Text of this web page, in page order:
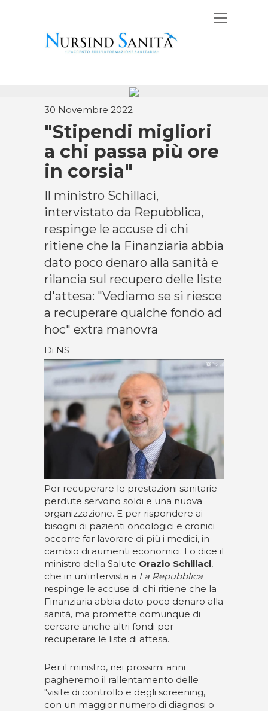
30 Novembre 2022
"Stipendi migliori
a chi passa più ore
in corsia"
Il ministro Schillaci,
intervistato da Repubblica,
respinge le accuse di chi
ritiene che la Finanziaria abbia
dato poco denaro alla sanità e
rilancia sul recupero delle liste
d'attesa: "Vediamo se si riesce
a recuperare qualche fondo ad
hoc" extra manovra
Di NS
Per recuperare le prestazioni sanitarie
perdute servono soldi e una nuova
organizzazione. E per rispondere ai
bisogni di pazienti oncologici e cronici
occorre far lavorare di più i medici, in
cambio di aumenti economici. Lo dice il
ministro della Salute Orazio Schillaci,
che in un'intervista a La Repubblica
respinge le accuse di chi ritiene che la
Finanziaria abbia dato poco denaro alla
sanità, ma promette comunque di
cercare anche altri fondi per
recuperare le liste di attesa.
Per il ministro, nei prossimi anni
pagheremo il rallentamento delle
"visite di controllo e degli screening,
con un maggior numero di diagnosi o